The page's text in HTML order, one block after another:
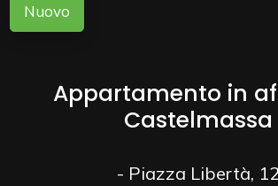
Nuovo
Appartamento in
Castelmassa
- Piazza Libertà,
Residenziali